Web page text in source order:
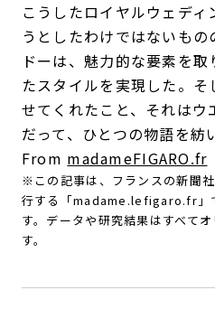
こうしたロイヤルウェデ
うとしたわけではないも
ドーは、魅力的な要素を
たスタイルを実現した。
せてくれたこと、それはウ
だって、ひとつの物語を紡
From madameFIGARO.fr
※この記事は、フランスの新聞
行する「madame.lefigaro.fr」
す。データや研究結果はすべて
す。